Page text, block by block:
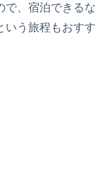
で、宿泊できるな
いう旅程もおすす